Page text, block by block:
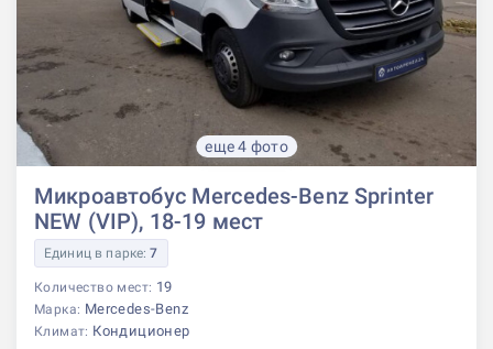
еще 4 фото
Микроавтобус Mercedes-Benz Sprinter
NEW (VIP), 18-19 мест
Единиц в парке:7
Количество мест: 19
Марка: Mercedes-Benz
Климат: Кондиционер